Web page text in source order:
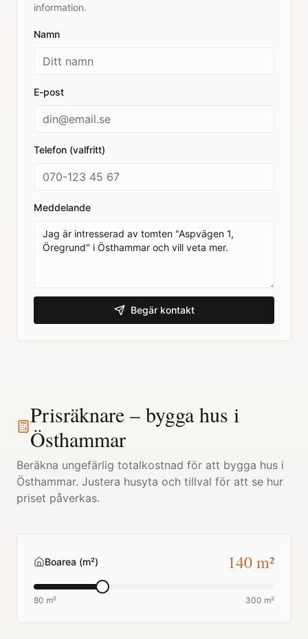
information.
Namn
E-post
Telefon (valfritt)
Meddelande
Begär kontakt
Prisräknare – bygga hus i
Östhammar
Beräkna ungefärlig totalkostnad för att bygga hus i
Östhammar. Justera husyta och tillval för att se hur
priset påverkas.
Boarea (m²) 140m²
80 m² 300 m²